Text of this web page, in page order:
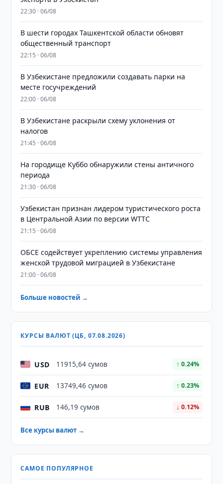
22:30 · 06/08
В шести городах Ташкентской области обновят
общественный транспорт
22:15 · 06/08
В Узбекистане предложили создавать парки на
месте госучреждений
22:00 · 06/08
В Узбекистане раскрыли схему уклонения от
налогов
21:45 · 06/08
На городище Куббо обнаружили стены античного
периода
21:30 · 06/08
Узбекистан признан лидером туристического роста
в Центральной Азии по версии WTTC
21:15 · 06/08
ОБСЕ содействует укреплению системы управления
женской трудовой миграцией в Узбекистане
21:00 · 06/08
Больше новостей →
КУРСЫ ВАЛЮТ (ЦБ, 07.08.2026)
USD 11915,64 сумов ↑ 0.24%
EUR 13749,46 сумов ↑ 0.23%
RUB 146,19 сумов ↓ 0.12%
Все курсы валют →
САМОЕ ПОПУЛЯРНОЕ